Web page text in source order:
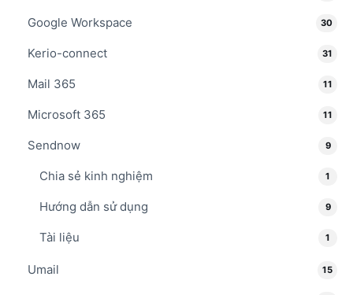
Google Workspace 30
Kerio-connect 31
Mail 365 11
Microsoft 365 11
Sendnow 9
Chia sẻ kinh nghiệm 1
Hướng dẫn sử dụng 9
Tài liệu 1
Umail 15